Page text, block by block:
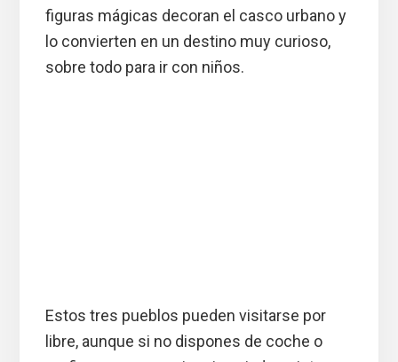
figuras mágicas decoran el casco urbano y
lo convierten en un destino muy curioso,
sobre todo para ir con niños.
Estos tres pueblos pueden visitarse por
libre, aunque si no dispones de coche o